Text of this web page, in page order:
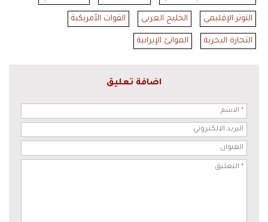
التوتر الإقليمي الخليج العربي القوات الأمريكية
التجارة البحرية الموانئ الإيرانية
اضافة تعليق